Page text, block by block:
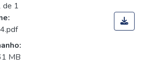
de 1
MB